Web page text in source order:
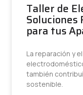
Taller de
Soluciones
para tus
La reparación y
también
sostenible.